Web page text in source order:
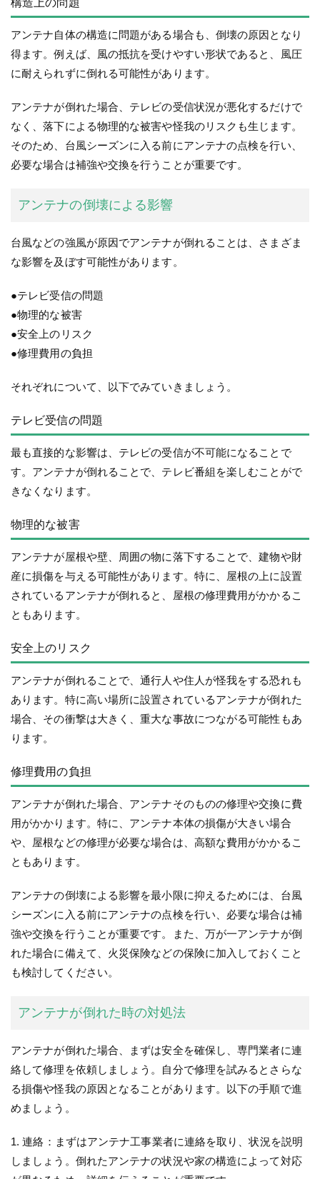
アンテナ自体の構造に問題がある場合も、倒壊の原因となり
得ます。例えば、風の抵抗を受けやすい形状であると、風圧
に耐えられずに倒れる可能性があります。
アンテナが倒れた場合、テレビの受信状況が悪化するだけで
なく、落下による物理的な被害や怪我のリスクも生じます。
そのため、台風シーズンに入る前にアンテナの点検を行い、
必要な場合は補強や交換を行うことが重要です。
アンテナの倒壊による影響
台風などの強風が原因でアンテナが倒れることは、さまざま
な影響を及ぼす可能性があります。
●テレビ受信の問題
●物理的な被害
●安全上のリスク
●修理費用の負担
それぞれについて、以下でみていきましょう。
テレビ受信の問題
最も直接的な影響は、テレビの受信が不可能になることで
す。アンテナが倒れることで、テレビ番組を楽しむことがで
きなくなります。
物理的な被害
アンテナが屋根や壁、周囲の物に落下することで、建物や財
産に損傷を与える可能性があります。特に、屋根の上に設置
されているアンテナが倒れると、屋根の修理費用がかかるこ
ともあります。
安全上のリスク
アンテナが倒れることで、通行人や住人が怪我をする恐れも
あります。特に高い場所に設置されているアンテナが倒れた
場合、その衝撃は大きく、重大な事故につながる可能性もあ
ります。
修理費用の負担
アンテナが倒れた場合、アンテナそのものの修理や交換に費
用がかかります。特に、アンテナ本体の損傷が大きい場合
や、屋根などの修理が必要な場合は、高額な費用がかかるこ
ともあります。
アンテナの倒壊による影響を最小限に抑えるためには、台風
シーズンに入る前にアンテナの点検を行い、必要な場合は補
強や交換を行うことが重要です。また、万が一アンテナが倒
れた場合に備えて、火災保険などの保険に加入しておくこと
も検討してください。
アンテナが倒れた時の対処法
アンテナが倒れた場合、まずは安全を確保し、専門業者に連
絡して修理を依頼しましょう。自分で修理を試みるとさらな
る損傷や怪我の原因となることがあります。以下の手順で進
めましょう。
1. 連絡：まずはアンテナ工事業者に連絡を取り、状況を説明
しましょう。倒れたアンテナの状況や家の構造によって対応